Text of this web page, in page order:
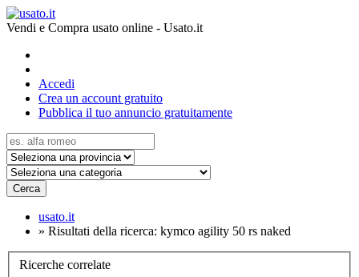
Vendi e Compra usato online - Usato.it
Accedi
Crea un account gratuito
Pubblica il tuo annuncio gratuitamente
Cerca
usato.it
» Risultati della ricerca: kymco agility 50 rs naked
Ricerche correlate